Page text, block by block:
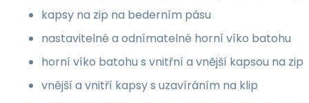
kapsy na zip na bederním pásu
nastavitelné a odnímatelné horní víko batohu
horní víko batohu s vnitřní a vnější kapsou na zip
vnější a vnitří kapsy s uzavíráním na klip